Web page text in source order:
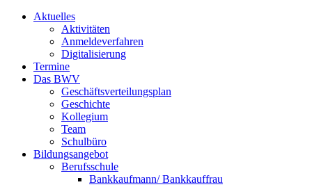
Aktuelles
Aktivitäten
Anmeldeverfahren
Digitalisierung
Termine
Das BWV
Geschäftsverteilungsplan
Geschichte
Kollegium
Team
Schulbüro
Bildungsangebot
Berufsschule
Bankkaufmann/ Bankkauffrau